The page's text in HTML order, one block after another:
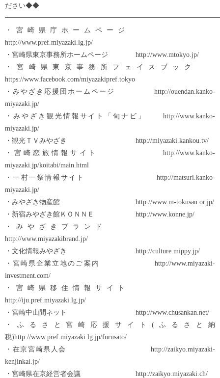
ださい◆◆
・宮崎県庁ホームページ
http://www.pref.miyazaki.lg.jp/
・宮崎県東京事務所ホームページ http://www.mtokyo.jp/
・宮崎県東京事務所フェイスブック
https://www.facebook.com/miyazakipref.tokyo
・みやざき応援団ホームページ http://ouendan.kanko-
miyazaki.jp/
・みやざき観光情報サイト「旬ナビ」 http://www.kanko-
miyazaki.jp/
・観光ＴＶみやざき http://miyazaki.kankou.tv/
・宮崎恋旅情報サイト http://www.kanko-
miyazaki.jp/koitabi/main.html
・一村一祭情報サイト http://matsuri.kanko-
miyazaki.jp/
・みやざき物産館 http://www.m-tokusan.or.jp/
・新宿みやざき館ＫＯＮＮＥ http://www.konne.jp/
・みやざきブランド
http://www.miyazakibrand.jp/
・文化情報みやざき http://culture.mippy.jp/
・宮崎県企業立地のご案内 http://www.miyazaki-
investment.com/
・宮崎県移住情報サイト
http://iju.pref.miyazaki.lg.jp/
・宮崎中山間ネット http://www.chusankan.net/
・ふるさと宮崎応援サイト(ふるさと納
税)http://www.pref.miyazaki.lg.jp/furusato/
・在京宮崎県人会 http://zaikyo.miyazaki-
kenjinkai.jp/
・宮崎県在京経営者会議 http://zaikyo.miyazaki.ch/